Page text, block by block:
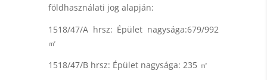
földhasználati jog alapján:
1518/47/A hrsz: Épület nagysága:679/992
㎡
1518/47/B hrsz: Épület nagysága: 235 ㎡